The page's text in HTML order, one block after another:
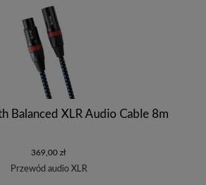
Balanced XLR Audio Cable 8m
369,00 zł
Przewód audio XLR